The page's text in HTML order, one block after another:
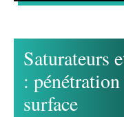
Saturateurs
:
surface